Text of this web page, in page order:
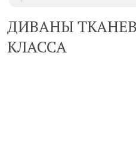
ДИВАНЫ
КЛАССА